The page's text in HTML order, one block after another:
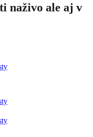
naživo ale aj v